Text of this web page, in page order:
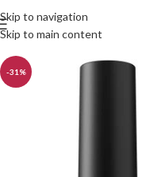
Skip to navigation
Skip to main content
-31%